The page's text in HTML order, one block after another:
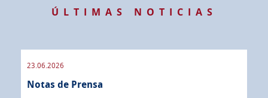
ÚLTIMAS NOTICIAS
23.06.2026
Notas de Prensa